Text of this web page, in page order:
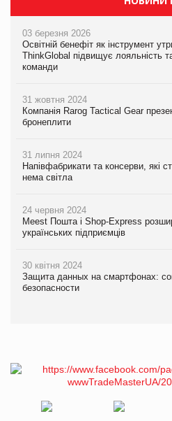
03 березня 2026
Освітній бенефіт як інструмент
ThinkGlobal підвищує лояльність
команди
31 жовтня 2024
Компанія Rarog Tactical Gear
бронеплити
31 липня 2024
Напівфабрикати та консерви, які
нема світла
24 червня 2024
Meest Пошта і Shop-Express
українських підприємців
30 квітня 2024
Защита данных на смартфонах:
безопасности